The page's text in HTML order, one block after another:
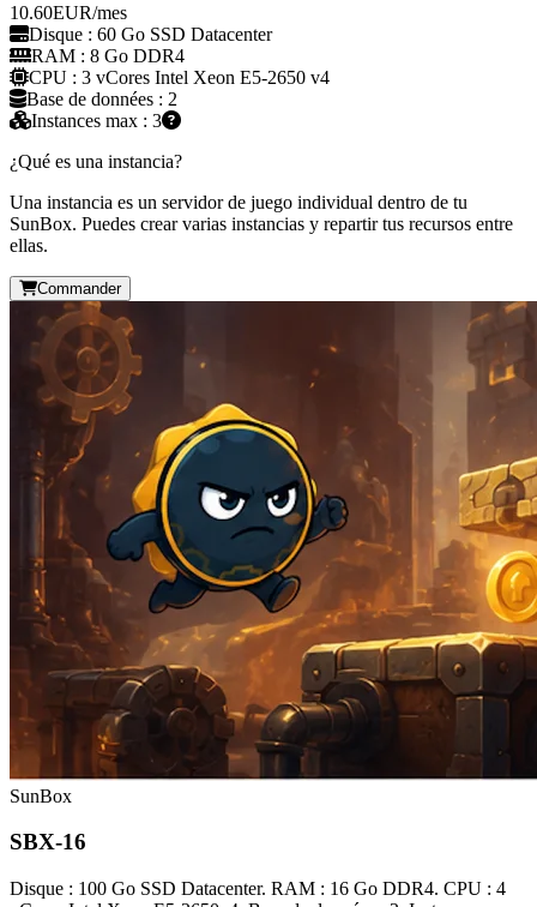
10.60EUR/mes
Disque : 60 Go SSD Datacenter
RAM : 8 Go DDR4
CPU : 3 vCores Intel Xeon E5-2650 v4
Base de données : 2
Instances max : 3
¿Qué es una instancia?
Una instancia es un servidor de juego individual dentro de tu
SunBox. Puedes crear varias instancias y repartir tus recursos entre
ellas.
Commander
SunBox
SBX-16
Disque : 100 Go SSD Datacenter. RAM : 16 Go DDR4. CPU : 4